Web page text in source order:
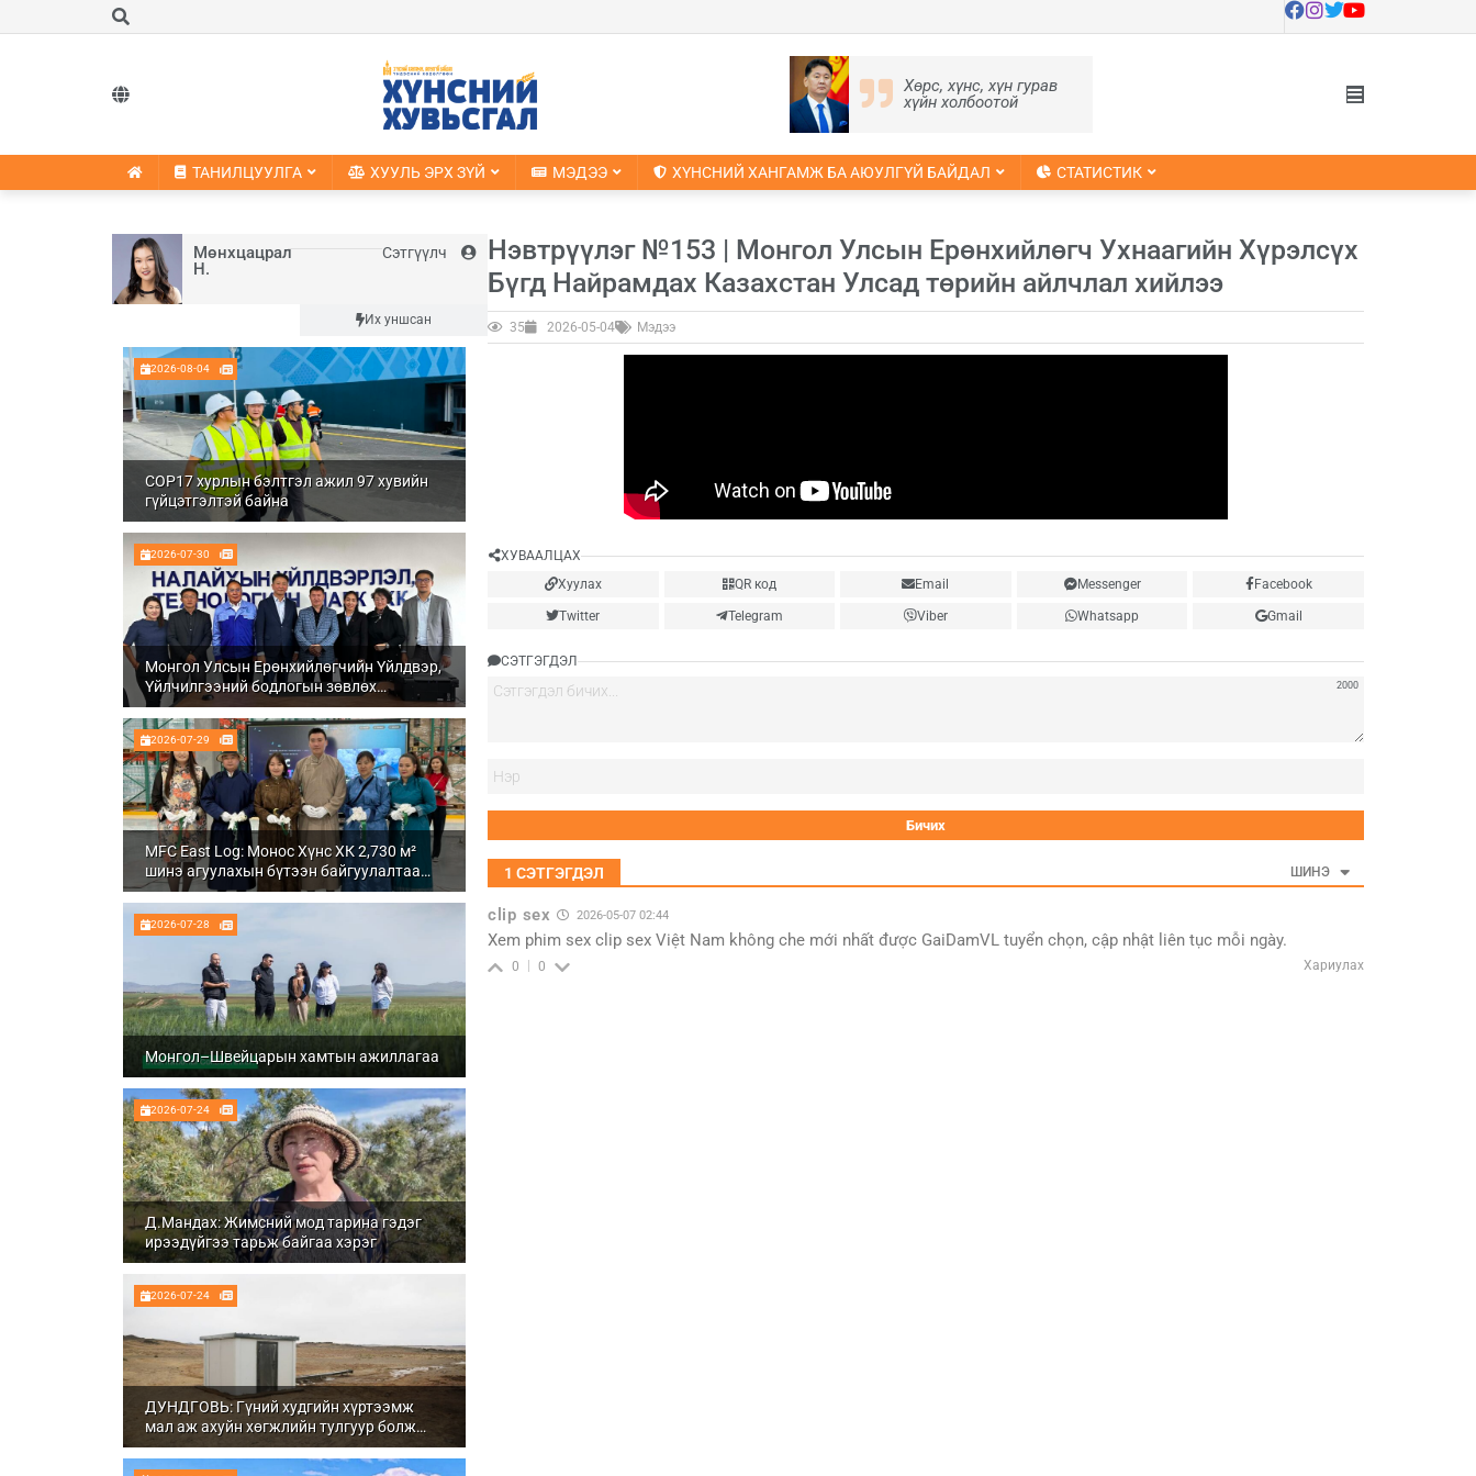
Хөрс, хүнс, хүн гурав
хүйн холбоотой
ТАНИЛЦУУЛГА ХУУЛЬ ЭРХ ЗҮЙ МЭДЭЭ ХҮНСНИЙ ХАНГАМЖ БА АЮУЛГҮЙ БАЙДАЛ СТАТИСТИК
Мөнхцацрал
Н.
Сэтгүүлч
Их уншсан
2026-08-04
COP17 хурлын бэлтгэл ажил 97 хувийн
гүйцэтгэлтэй байна
2026-07-30
Монгол Улсын Ерөнхийлөгчийн Үйлдвэр,
Үйлчилгээний бодлогын зөвлөх
Ч.Даваабаяр Налайх дүүргийн
Үйлдвэрлэл, технологийн парк ХК болон
Налуу-Ухаа эдийн засгийн тусгай бүсэд
ажиллалаа
2026-07-29
MFC East Log: Монос Хүнс ХК 2,730 м²
шинэ агуулахын бүтээн байгуулалтаа
бүрэн дуусгаж, ашиглалтад орууллаа
2026-07-28
Монгол–Швейцарын хамтын ажиллагаа
2026-07-24
Д.Мандах: Жимсний мод тарина гэдэг
ирээдүйгээ тарьж байгаа хэрэг
2026-07-24
ДУНДГОВЬ: Гүний худгийн хүртээмж
мал аж ахуйн хөгжлийн тулгуур болж
байна
Нэвтрүүлэг №153 | Монгол Улсын Ерөнхийлөгч Ухнаагийн Хүрэлсүх
Бүгд Найрамдах Казахстан Улсад төрийн айлчлал хийлээ
35 2026-05-04 Мэдээ
ХУВААЛЦАХ
Хуулах
QR код Email Messenger Facebook
Twitter Telegram Viber Whatsapp Gmail
СЭТГЭГДЭЛ
2000
1 СЭТГЭГДЭЛ ШИНЭ
clip sex 2026-05-07 02:44
Xem phim sex clip sex Việt Nam không che mới nhất được GaiDamVL tuyển chọn, cập nhật liên tục mỗi ngày.
0 0 Хариулах